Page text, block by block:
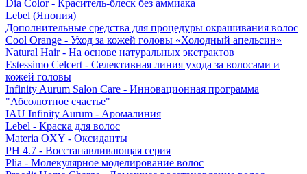
Dia Color - Краситель-блеск без аммиака
Lebel (Япония)
Дополнительные средства для процедуры окрашивания волос
Cool Orange - Уход за кожей головы «Холодный апельсин»
Natural Hair - На основе натуральных экстрактов
Estessimo Celcert - Селективная линия ухода за волосами и
кожей головы
Infinity Aurum Salon Care - Инновационная программа
"Абсолютное счастье"
IAU Infinity Aurum - Аромалиния
Lebel - Краска для волос
Materia OXY - Оксиданты
PH 4.7 - Восстанавливающая серия
Plia - Молекулярное моделирование волос